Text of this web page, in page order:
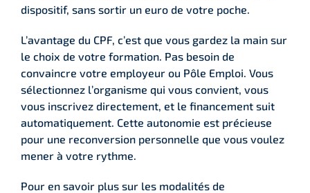
dispositif, sans sortir un euro de votre poche.
L’avantage du CPF, c’est que vous gardez la main sur
le choix de votre formation. Pas besoin de
convaincre votre employeur ou Pôle Emploi. Vous
sélectionnez l’organisme qui vous convient, vous
vous inscrivez directement, et le financement suit
automatiquement. Cette autonomie est précieuse
pour une reconversion personnelle que vous voulez
mener à votre rythme.
Pour en savoir plus sur les modalités de